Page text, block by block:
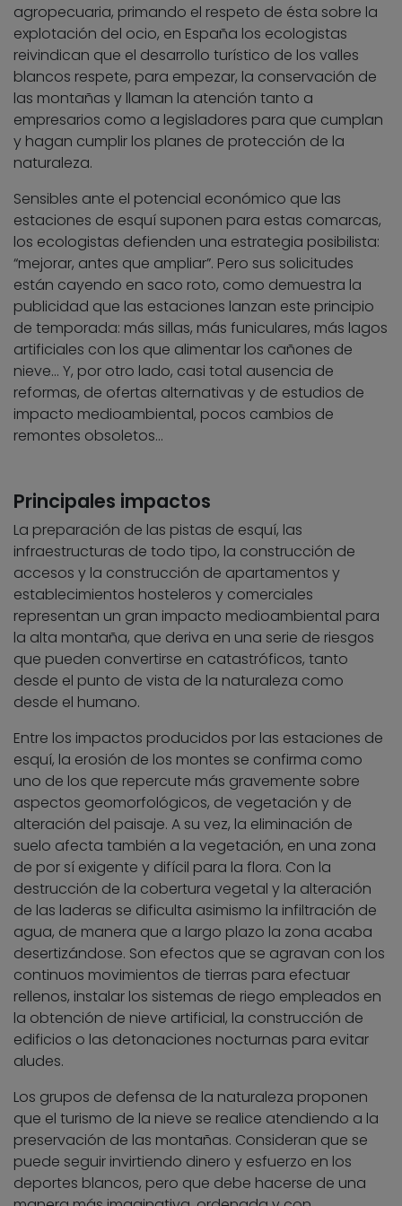
agropecuaria, primando el respeto de ésta sobre la
explotación del ocio, en España los ecologistas
reivindican que el desarrollo turístico de los valles
blancos respete, para empezar, la conservación de
las montañas y llaman la atención tanto a
empresarios como a legisladores para que cumplan
y hagan cumplir los planes de protección de la
naturaleza.
Sensibles ante el potencial económico que las
estaciones de esquí suponen para estas comarcas,
los ecologistas defienden una estrategia posibilista:
“mejorar, antes que ampliar”. Pero sus solicitudes
están cayendo en saco roto, como demuestra la
publicidad que las estaciones lanzan este principio
de temporada: más sillas, más funiculares, más lagos
artificiales con los que alimentar los cañones de
nieve… Y, por otro lado, casi total ausencia de
reformas, de ofertas alternativas y de estudios de
impacto medioambiental, pocos cambios de
remontes obsoletos…
Principales impactos
La preparación de las pistas de esquí, las
infraestructuras de todo tipo, la construcción de
accesos y la construcción de apartamentos y
establecimientos hosteleros y comerciales
representan un gran impacto medioambiental para
la alta montaña, que deriva en una serie de riesgos
que pueden convertirse en catastróficos, tanto
desde el punto de vista de la naturaleza como
desde el humano.
Entre los impactos producidos por las estaciones de
esquí, la erosión de los montes se confirma como
uno de los que repercute más gravemente sobre
aspectos geomorfológicos, de vegetación y de
alteración del paisaje. A su vez, la eliminación de
suelo afecta también a la vegetación, en una zona
de por sí exigente y difícil para la flora. Con la
destrucción de la cobertura vegetal y la alteración
de las laderas se dificulta asimismo la infiltración de
agua, de manera que a largo plazo la zona acaba
desertizándose. Son efectos que se agravan con los
continuos movimientos de tierras para efectuar
rellenos, instalar los sistemas de riego empleados en
la obtención de nieve artificial, la construcción de
edificios o las detonaciones nocturnas para evitar
aludes.
Los grupos de defensa de la naturaleza proponen
que el turismo de la nieve se realice atendiendo a la
preservación de las montañas. Consideran que se
puede seguir invirtiendo dinero y esfuerzo en los
deportes blancos, pero que debe hacerse de una